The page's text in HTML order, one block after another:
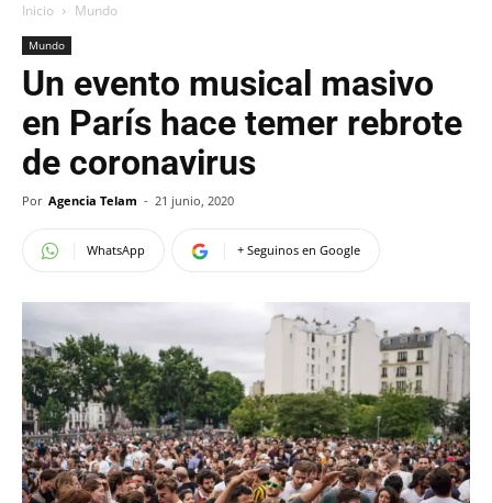
Inicio Mundo
Mundo
Un evento musical masivo
en París hace temer rebrote
de coronavirus
Por Agencia Telam - 21 junio, 2020
WhatsApp + Seguinos en Google